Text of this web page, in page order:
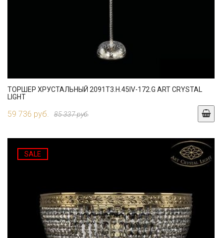
ТОРШЕР ХРУСТАЛЬНЫЙ 2091T3.H.45IV-172.G ART CRYSTAL
LIGHT
59 736 руб. 85 337 руб.
SALE